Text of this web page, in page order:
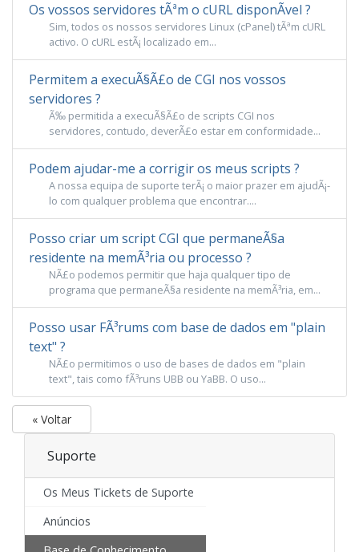
Os vossos servidores tÃªm o cURL disponÃ­vel ?
Sim, todos os nossos servidores Linux (cPanel) tÃªm cURL
activo. O cURL estÃ¡ localizado em...
Permitem a execuÃ§Ã£o de CGI nos vossos
servidores ?
Ã‰ permitida a execuÃ§Ã£o de scripts CGI nos
servidores, contudo, deverÃ£o estar em conformidade...
Podem ajudar-me a corrigir os meus scripts ?
A nossa equipa de suporte terÃ¡ o maior prazer em ajudÃ¡-
lo com qualquer problema que encontrar....
Posso criar um script CGI que permaneÃ§a
residente na memÃ³ria ou processo ?
NÃ£o podemos permitir que haja qualquer tipo de
programa que permaneÃ§a residente na memÃ³ria, em...
Posso usar FÃ³rums com base de dados em "plain
text" ?
NÃ£o permitimos o uso de bases de dados em "plain
text", tais como fÃ³runs UBB ou YaBB. O uso...
« Voltar
Suporte
Os Meus Tickets de Suporte
Anúncios